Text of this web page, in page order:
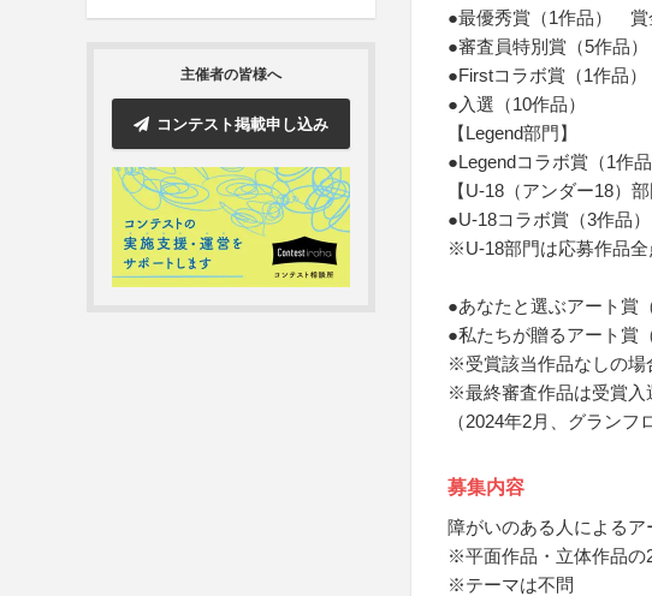
主催者の皆様へ
コンテスト掲載申し込み
●最優秀賞（1作品） 賞
●審査員特別賞（5作品
●Firstコラボ賞（1作品
●入選（10作品）
【Legend部門】
●Legendコラボ賞（1作
【U-18（アンダー18）部
●U-18コラボ賞（3作品
※U-18部門は応募作品
●あなたと選ぶアート
●私たちが贈るアート
※受賞該当作品なしの場
※最終審査作品は受賞入
（2024年2月、グラン
募集内容
障がいのある人によるア
※平面作品・立体作品の
※テーマは不問